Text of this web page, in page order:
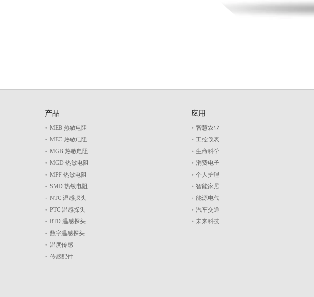
产品
MEB 热敏电阻
MEC 热敏电阻
MGB 热敏电阻
MGD 热敏电阻
MPF 热敏电阻
SMD 热敏电阻
NTC 温感探头
PTC 温感探头
RTD 温感探头
数字温感探头
温度传感
传感配件
应用
智慧农业
工控仪表
生命科学
消费电子
个人护理
智能家居
能源电气
汽车交通
未来科技